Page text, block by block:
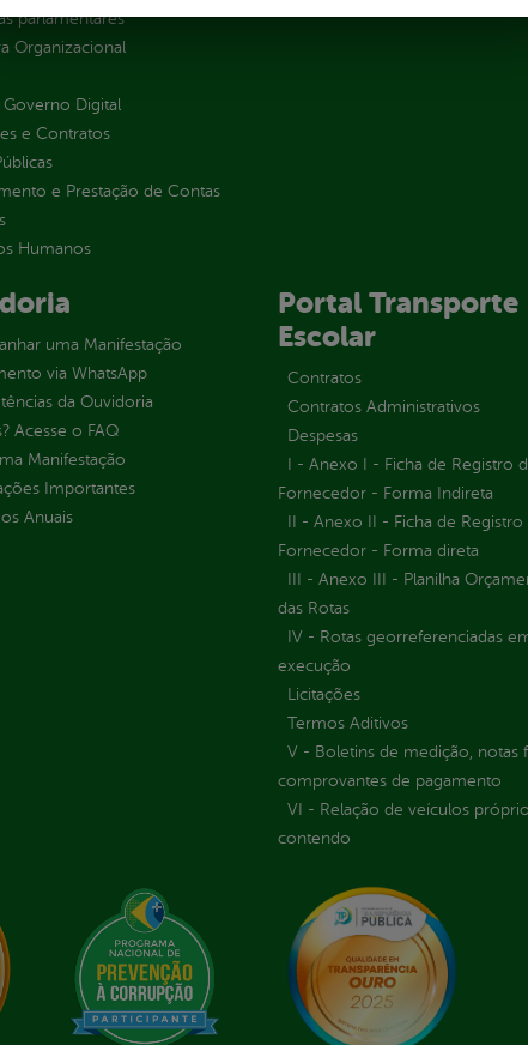
parlamentares
Organizacional
Governo Digital
e Contratos
e Prestação de Contas
Humanos
uma Manifestação
via WhatsApp
da Ouvidoria
Acesse o FAQ
Manifestação
Importantes
Anuais
Portal Transporte
Escolar
Contratos
Contratos Administrativos
Despesas
I - Anexo I - Ficha de Registro
Fornecedor - Forma Indireta
II - Anexo II - Ficha de Registro
Fornecedor - Forma direta
III - Anexo III - Planilha
das Rotas
IV - Rotas georreferenciadas
execução
Licitações
Termos Aditivos
V - Boletins de medição, notas
comprovantes de pagamento
VI - Relação de veículos
contendo